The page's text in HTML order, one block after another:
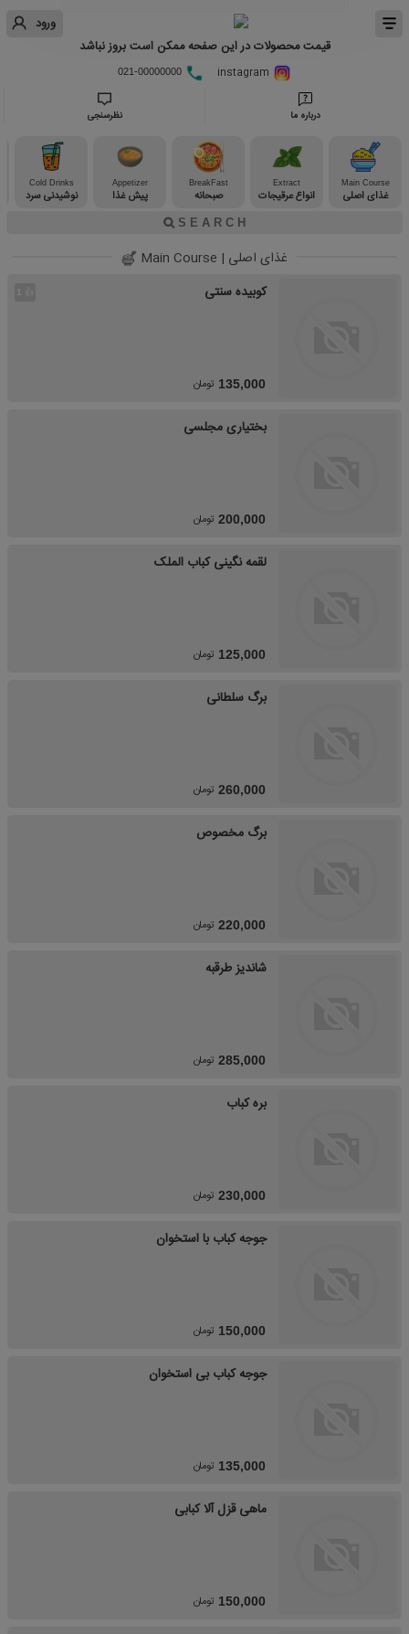
ورود
قیمت محصولات در این صفحه ممکن است بروز نباشد
021-00000000
درباره ما نظرسنجی
Main Course
غذای اصلی
Extract
انواع عرقیجات
BreakFast
صبحانه
Appetizer
پیش غذا
Cold Drinks
نوشیدنی سرد
غذای اصلی | Main Course
1 کوبیده سنتی
135,000 تومان
بختیاری مجلسی
200,000 تومان
لقمه نگینی کباب الملک
125,000 تومان
برگ سلطانی
260,000 تومان
برگ مخصوص
220,000 تومان
شاندیز طرقبه
285,000 تومان
بره کباب
230,000 تومان
جوجه کباب با استخوان
150,000 تومان
جوجه کباب بی استخوان
135,000 تومان
ماهی قزل آلا کبابی
150,000 تومان